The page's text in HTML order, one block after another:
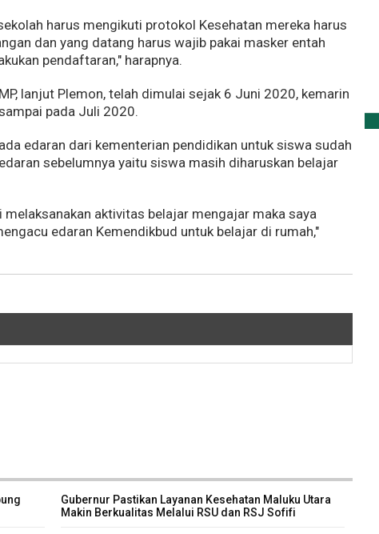
harus mengikuti protokol Kesehatan mereka harus
dan yang datang harus wajib pakai masker entah
pendaftaran," harapnya.
lanjut Plemon, telah dimulai sejak 6 Juni 2020, kemarin
pada Juli 2020.
edaran dari kementerian pendidikan untuk siswa sudah
sebelumnya yaitu siswa masih diharuskan belajar
melaksanakan aktivitas belajar mengajar maka saya
edaran Kemendikbud untuk belajar di rumah,"
Gubernur Pastikan Layanan Kesehatan Maluku Utara
Makin Berkualitas Melalui RSU dan RSJ Sofifi